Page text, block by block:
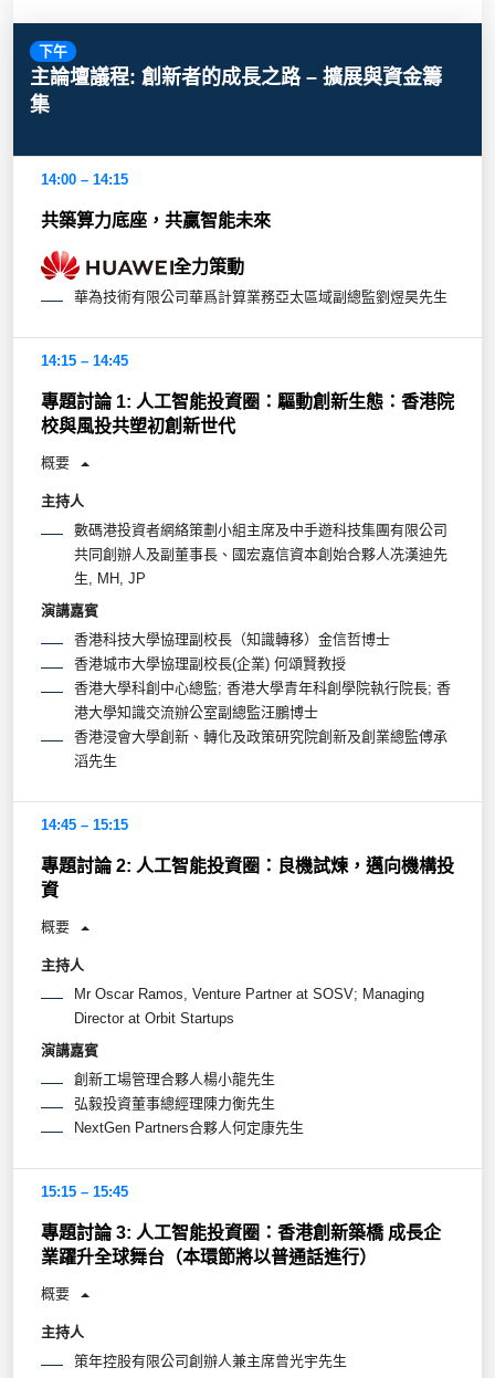
下午
主論壇議程: 創新者的成長之路 – 擴展與資金籌
集
14:00 – 14:15
共築算力底座，共贏智能未來
全力策動
華為技術有限公司華爲計算業務亞太區域副總監劉煜昊先生
14:15 – 14:45
專題討論 1: 人工智能投資圈：驅動創新生態：香港院
校與風投共塑初創新世代
概要
主持人
數碼港投資者網絡策劃小組主席及中手遊科技集團有限公司
共同創辦人及副董事長、國宏嘉信資本創始合夥人冼漢迪先
生, MH, JP
演講嘉賓
香港科技大學協理副校長（知識轉移）金信哲博士
香港城市大學協理副校長(企業) 何頌賢教授
香港大學科創中心總監; 香港大學青年科創學院執行院長; 香
港大學知識交流辦公室副總監汪鵬博士
香港浸會大學創新、轉化及政策研究院創新及創業總監傅承
滔先生
14:45 – 15:15
專題討論 2: 人工智能投資圈：良機試煉，邁向機構投
資
概要
主持人
Mr Oscar Ramos, Venture Partner at SOSV; Managing
Director at Orbit Startups
演講嘉賓
創新工場管理合夥人楊小龍先生
弘毅投資董事總經理陳力衡先生
NextGen Partners合夥人何定康先生
15:15 – 15:45
專題討論 3: 人工智能投資圈：香港創新築橋 成長企
業躍升全球舞台（本環節將以普通話進行）
概要
主持人
策年控股有限公司創辦人兼主席曾光宇先生